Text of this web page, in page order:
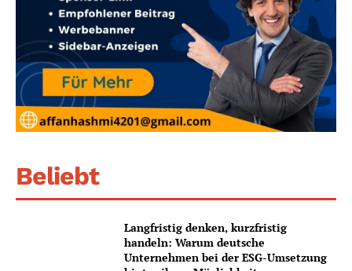
Beliebt
Langfristig denken, kurzfristig
handeln: Warum deutsche
Unternehmen bei der ESG-Umsetzung